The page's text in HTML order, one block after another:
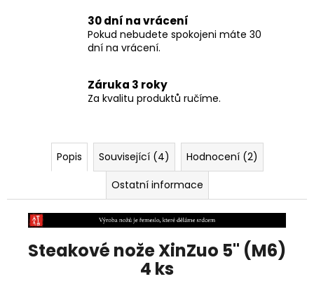
30 dní na vrácení
Pokud nebudete spokojeni máte 30
dní na vrácení.
Záruka 3 roky
Za kvalitu produktů ručíme.
Popis Související (4)
Hodnocení (2)
Ostatní informace
Steakové nože XinZuo 5" (M6)
4 ks